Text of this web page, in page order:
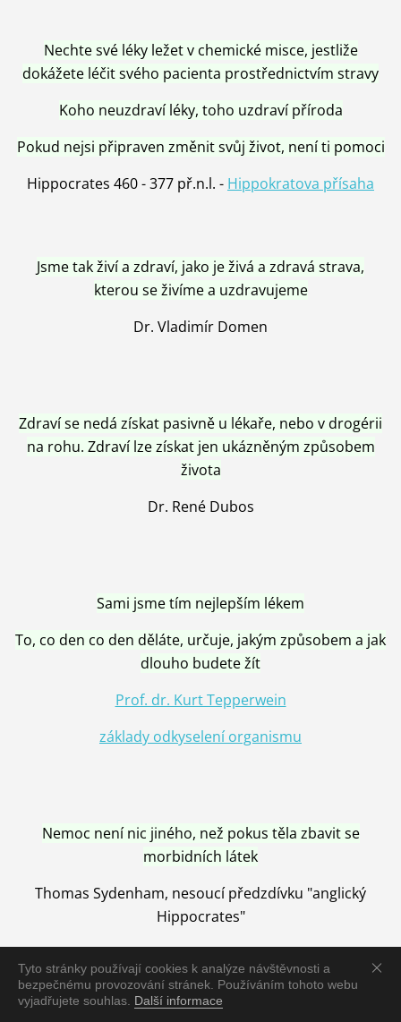
Tyto stránky používají cookies k analýze návštěvnosti a
bezpečnému provozování stránek. Používáním tohoto webu
vyjadřujete souhlas. Další informace
Nechte své léky ležet v chemické misce, jestliže
dokážete léčit svého pacienta prostřednictvím stravy
Koho neuzdraví léky, toho uzdraví příroda
Pokud nejsi připraven změnit svůj život, není ti pomoci
Hippocrates 460 - 377 př.n.l. - Hippokratova přísaha
Jsme tak živí a zdraví, jako je živá a zdravá strava,
kterou se živíme a uzdravujeme
Dr. Vladimír Domen
Zdraví se nedá získat pasivně u lékaře, nebo v drogérii
na rohu. Zdraví lze získat jen ukázněným způsobem
života
Dr. René Dubos
Sami jsme tím nejlepším lékem
To, co den co den děláte, určuje, jakým způsobem a jak
dlouho budete žít
Prof. dr. Kurt Tepperwein
základy odkyselení organismu
Nemoc není nic jiného, než pokus těla zbavit se
morbidních látek
Thomas Sydenham, nesoucí předzdívku "anglický
Hippocrates"
Nemoc je vyléčena jen pomocí Přírody, neutralizací a